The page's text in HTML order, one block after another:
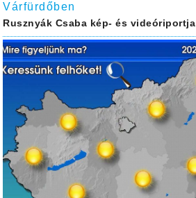
Várfürdőben
Rusznyák Csaba kép- és videóriportja